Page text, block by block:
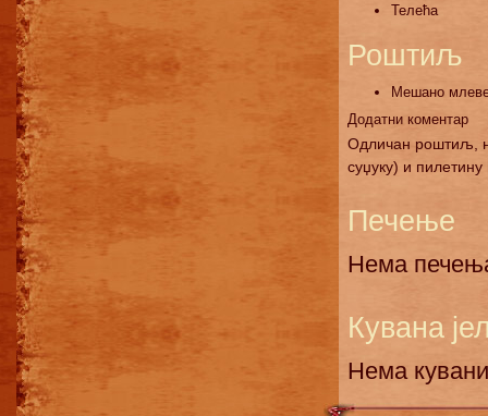
Телећа
Роштиљ
Мешано
Додатни коментар
Одличан роштиљ,
суџуку) и
Печење
Нема
Кувана
Нема